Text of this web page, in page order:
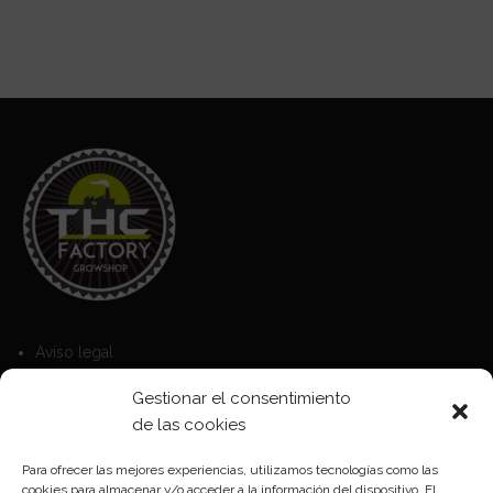
Gestionar el consentimiento
de las cookies
Para ofrecer las mejores experiencias, utilizamos tecnologías como las
cookies para almacenar y/o acceder a la información del dispositivo. El
Aviso legal
Política de privacidad